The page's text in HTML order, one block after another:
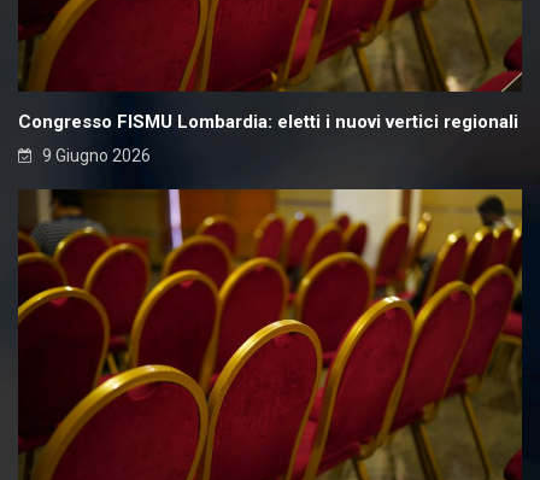
Congresso FISMU Lombardia: eletti i nuovi vertici regionali
9 Giugno 2026